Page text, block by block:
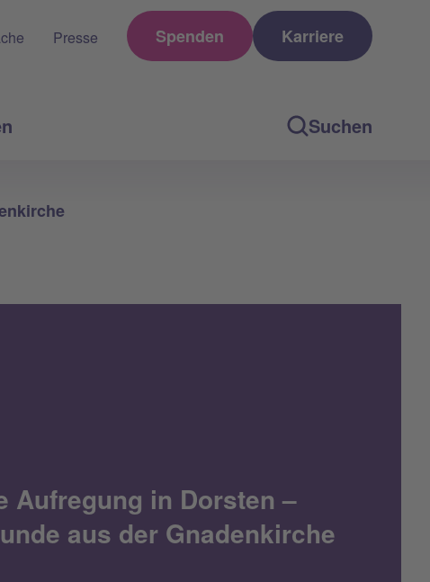
Suchen
Presse Spenden Karriere
Aufregung in Dorsten –
aus der Gnadenkirche